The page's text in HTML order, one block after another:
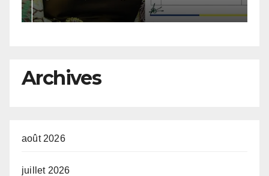
Archives
août 2026
juillet 2026